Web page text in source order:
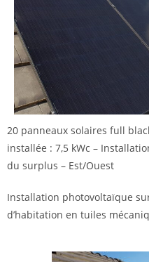
20 panneaux solaires full
installée : 7,5 kWc –
du surplus – Est/Ouest
Installation photovoltaïque
d’habitation en tuiles